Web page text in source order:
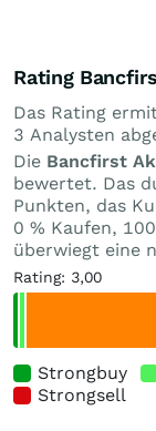
Rating
Das Rating
3 Analysten
Die Bancfirst
bewertet. Das
Punkten, das
0 % Kaufen,
überwiegt eine
Rating: 3,00
Strongbuy
Strongsell